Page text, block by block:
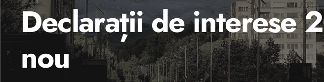
Declarații de interese
nou